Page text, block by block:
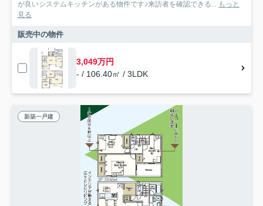
が良いシステムキッチンがある物件です♪来訪者を確認できる... もっと
見る
販売中の物件
3,049万円
- / 106.40㎡ / 3LDK
新築一戸建